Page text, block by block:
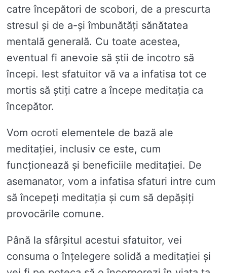
catre începători de scobori, de a prescurta
stresul și de a-și îmbunătăți sănătatea
mentală generală. Cu toate acestea,
eventual fi anevoie să știi de incotro să
începi. Iest sfatuitor vă va a infatisa tot ce
mortis să știți catre a începe meditația ca
începător.
Vom ocroti elementele de bază ale
meditației, inclusiv ce este, cum
funcționează și beneficiile meditației. De
asemanator, vom a infatisa sfaturi intre cum
să începeți meditația și cum să depășiți
provocările comune.
Până la sfârșitul acestui sfatuitor, vei
consuma o înțelegere solidă a meditației și